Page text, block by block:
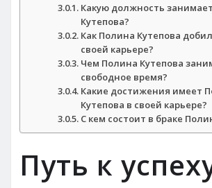
Какую должность
Кутепова?
Как Полина Кутепова
своей карьере?
Чем Полина Кутепова
свободное время?
Какие достижения имеет
Кутепова в своей карьере?
С кем состоит в браке
Путь к